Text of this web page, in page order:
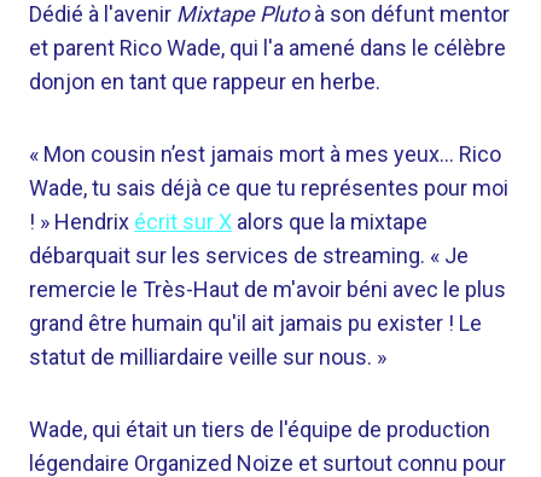
Dédié à l'avenir Mixtape Plutoà son défunt mentor
et parent Rico Wade, qui l'a amené dans le célèbre
donjon en tant que rappeur en herbe.
« Mon cousin n’est jamais mort à mes yeux… Rico
Wade, tu sais déjà ce que tu représentes pour moi
! » Hendrix écrit sur X alors que la mixtape
débarquait sur les services de streaming. « Je
remercie le Très-Haut de m'avoir béni avec le plus
grand être humain qu'il ait jamais pu exister ! Le
statut de milliardaire veille sur nous. »
Wade, qui était un tiers de l'équipe de production
légendaire Organized Noize et surtout connu pour